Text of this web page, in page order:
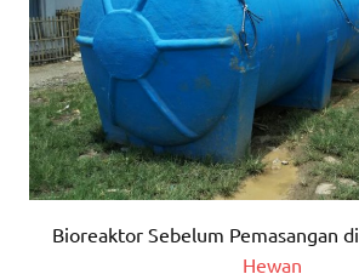
Bioreaktor Sebelum Pemasangan di
Hewan